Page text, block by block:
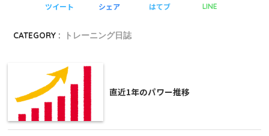
ツイート シェア はてブ LINE
CATEGORY : トレーニング日誌
直近1年のパワー推移